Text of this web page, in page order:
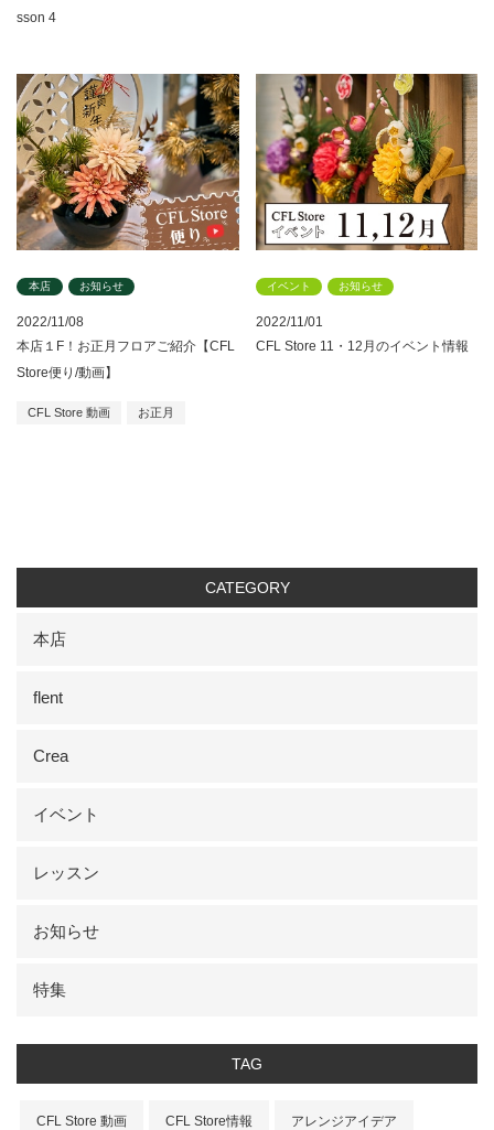
sson 4
2022/11/08
本店 お知らせ
本店１F！お正月フロアご紹介【CFL
Store便り/動画】
CFL Store 動画 お正月
2022/11/01
イベント お知らせ
CFL Store 11・12月のイベント情報
CATEGORY
本店
flent
Crea
イベント
レッスン
お知らせ
特集
TAG
CFL Store 動画 CFL Store情報 アレンジアイデア